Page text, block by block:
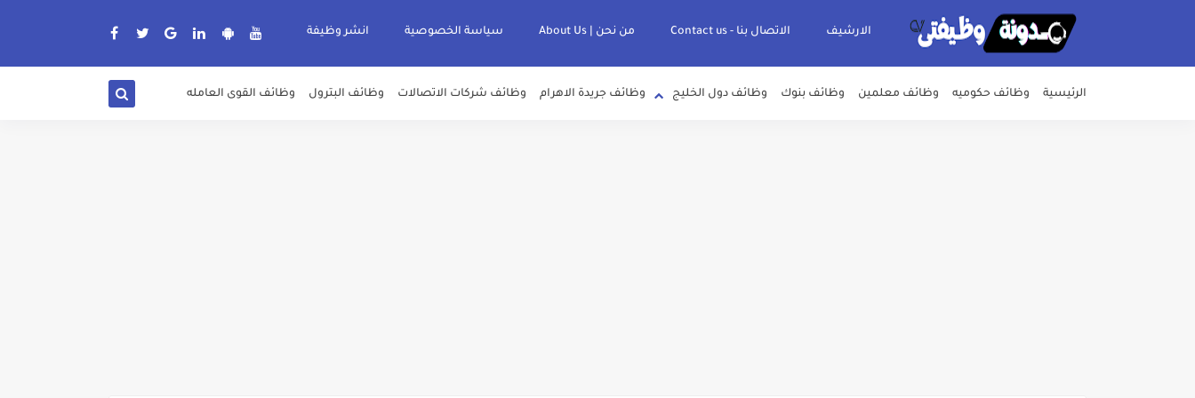
الارشيف الاتصال بنا - Contact us من نحن | About Us سياسة الخصوصية انشر وظيفة
الرئيسية وظائف حكوميه وظائف معلمين وظائف بنوك وظائف دول الخليج وظائف جريدة الاهرام وظائف شركات الاتصالات وظائف البترول وظائف القوى العامله